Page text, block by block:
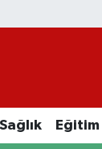
Sağlık Eğitim